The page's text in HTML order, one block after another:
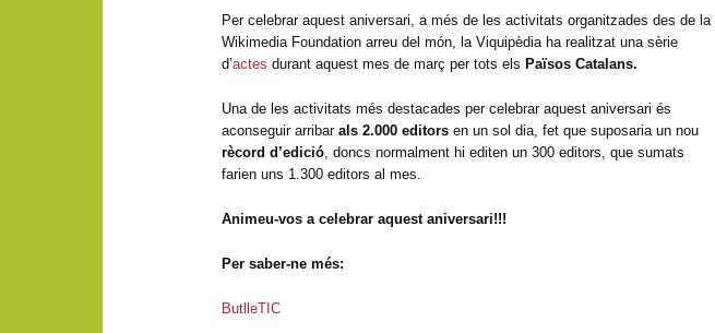
Per celebrar aquest aniversari, a més de les activitats organitzades des de la
Wikimedia Foundation arreu del món, la Viquipèdia ha realitzat una sèrie
d’actes durant aquest mes de març per tots els Països Catalans.
Una de les activitats més destacades per celebrar aquest aniversari és
aconseguir arribarals 2.000 editorsen un sol dia, fet que suposaria un nou
rècord d’edició, doncs normalment hi editen un 300 editors, que sumats
farien uns 1.300 editors al mes.
Animeu-vos a celebrar aquest aniversari!!!
Per saber-ne més:
ButlleTIC